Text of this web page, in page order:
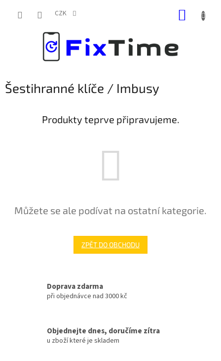
CZK
Šestihranné klíče / Imbusy
Produkty teprve připravujeme.
Můžete se ale podívat na ostatní kategorie.
ZPĚT DO OBCHODU
Doprava zdarma
při objednávce nad 3000 kč
Objednejte dnes, doručíme zítra
u zboží které je skladem